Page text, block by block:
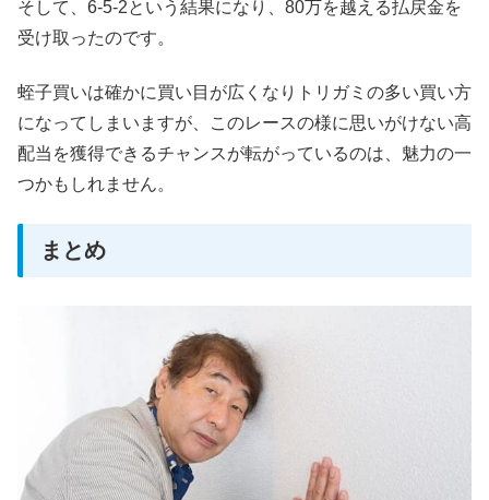
そして、6-5-2という結果になり、80万を越える払戻金を
受け取ったのです。
蛭子買いは確かに買い目が広くなりトリガミの多い買い方
になってしまいますが、このレースの様に思いがけない高
配当を獲得できるチャンスが転がっているのは、魅力の一
つかもしれません。
まとめ